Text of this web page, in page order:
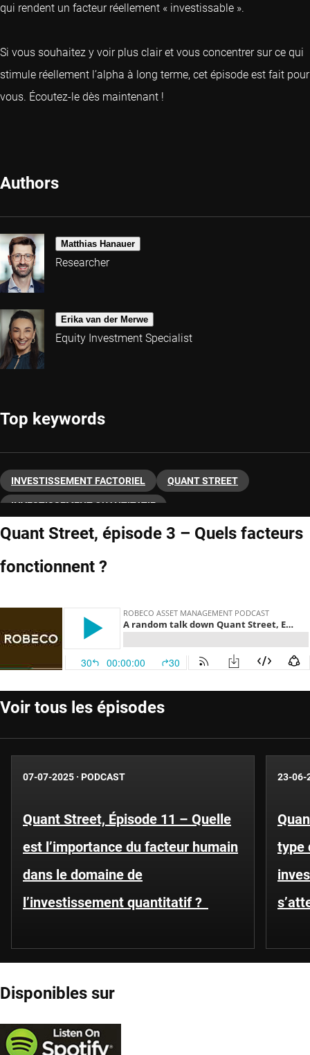
qui rendent un facteur réellement « investissable ».
Si vous souhaitez y voir plus clair et vous concentrer sur ce qui
stimule réellement l’alpha à long terme, cet épisode est fait pour
vous. Écoutez-le dès maintenant !
Authors
Matthias Hanauer
Researcher
Erika van der Merwe
Equity Investment Specialist
Top keywords
INVESTISSEMENT FACTORIEL QUANT STREET
INVESTISSEMENT QUANTITATIF
Quant Street, épisode 3 – Quels facteurs
fonctionnent ?
Voir tous les épisodes
07-07-2025 · PODCAST
Quant Street, Épisode 11 – Quelle
est l’importance du facteur humain
dans le domaine de
l’investissement quantitatif ?
23-06-
type
Disponibles sur